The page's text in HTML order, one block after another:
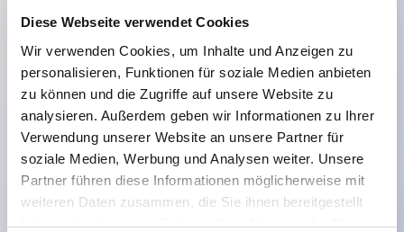
Diese Webseite verwendet Cookies
Wir verwenden Cookies, um Inhalte und Anzeigen zu
personalisieren, Funktionen für soziale Medien anbieten
zu können und die Zugriffe auf unsere Website zu
analysieren. Außerdem geben wir Informationen zu Ihrer
Verwendung unserer Website an unsere Partner für
soziale Medien, Werbung und Analysen weiter. Unsere
Partner führen diese Informationen möglicherweise mit
weiteren Daten zusammen, die Sie ihnen bereitgestellt
haben oder die sie im Rahmen Ihrer Nutzung der Dienste
LED-Lampenkörper
Schutzarten IP40 und IP65 vollständig verfügbar
(IEC 60529)
UL- und CSA-zertifiziert. Entspricht EN (Europa)
Normen. CCC-zertifiziert (außer Anzeigeleuchten).
Mit speziellem Zubehör leicht auf Φ22 Flash-
Silhouette umstellbar